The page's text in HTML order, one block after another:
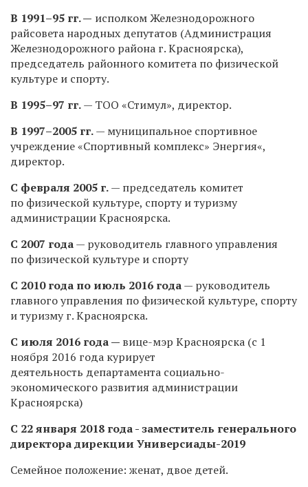
В 1991–95 гг.— исполком Железнодорожного
райсовета народных депутатов (Администрация
Железнодорожного района г. Красноярска),
председатель районного комитета по физической
культуре и спорту.
В 1995–97 гг.— ТОО «Стимул», директор.
В 1997–2005 гг. — муниципальное спортивное
учреждение «Спортивный комплекс» Энергия«,
директор.
С февраля 2005 г.— председатель комитет
по физической культуре, спорту и туризму
администрации Красноярска.
С 2007 года— руководитель главного управления
по физической культуре и спорту
С 2010 года по июль 2016 года— руководитель
главного управления по физической культуре, спорту
и туризму г. Красноярска.
С июля 2016 года — вице-мэр Красноярска (с 1
ноября 2016 года курирует
деятельность департамента социально-
экономического развития администрации
Красноярска)
С 22 января 2018 года - заместитель генерального
директора дирекции Универсиады-2019
Семейное положение: женат, двое детей.